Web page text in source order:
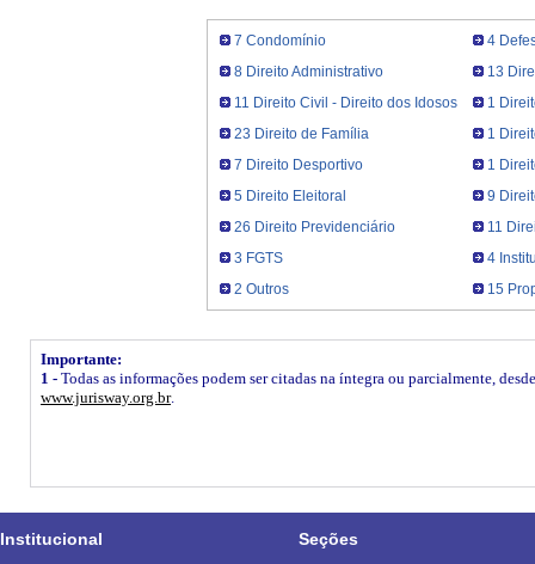
7 Condomínio
4
8 Direito Administrativo
13
11 Direito Civil - Direito dos Idosos
1
23 Direito de Família
1
7 Direito Desportivo
1
5 Direito Eleitoral
9
26 Direito Previdenciário
11
3 FGTS
4
2 Outros
15
Importante:
1 - Todas as informações podem ser citadas na íntegra ou parcialmente,
www.jurisway.org.br.
Institucional Seções